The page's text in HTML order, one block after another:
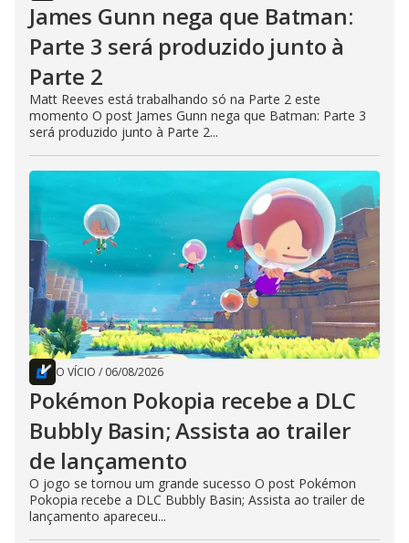
James Gunn nega que Batman:
Parte 3 será produzido junto à
Parte 2
Matt Reeves está trabalhando só na Parte 2 este
momento O post James Gunn nega que Batman: Parte 3
será produzido junto à Parte 2...
O VÍCIO / 06/08/2026
Pokémon Pokopia recebe a DLC
Bubbly Basin; Assista ao trailer
de lançamento
O jogo se tornou um grande sucesso O post Pokémon
Pokopia recebe a DLC Bubbly Basin; Assista ao trailer de
lançamento apareceu...